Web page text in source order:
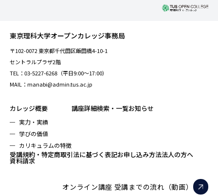
東京理科大学オープンカレッジ事務局
〒102-0072 東京都千代田区飯田橋4-10-1
セントラルプラザ2階
TEL：03-5227-6268（平日9:00～17:00）
MAIL：manabi@admin.tus.ac.jp
カレッジ概要
実力・実績
学びの価値
カリキュラムの特徴
講座詳細検索・一覧お知らせ
受講規約・特定商取引法に基づく表記お申し込み方法法人の方へ
資料請求
オンライン講座 受講までの流れ（動画）